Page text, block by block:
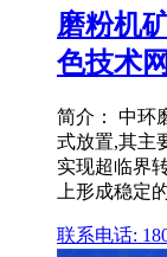
磨粉机
色技术网
简介： 中环
式放置,其主
实现超临界
上形成稳定
联系电话: